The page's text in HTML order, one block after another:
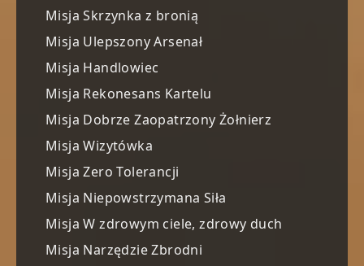
Misja Skrzynka z bronią
Misja Ulepszony Arsenał
Misja Handlowiec
Misja Rekonesans Kartelu
Misja Dobrze Zaopatrzony Żołnierz
Misja Wizytówka
Misja Zero Tolerancji
Misja Niepowstrzymana Siła
Misja W zdrowym ciele, zdrowy duch
Misja Narzędzie Zbrodni